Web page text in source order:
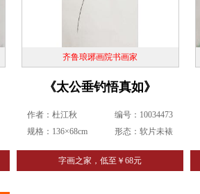
齐鲁琅琊画院书画家
《太公垂钓悟真如》
作者：杜江秋
规格：136×68cm
编号：10034473
形态：软片未裱
字画之家，低至￥68元